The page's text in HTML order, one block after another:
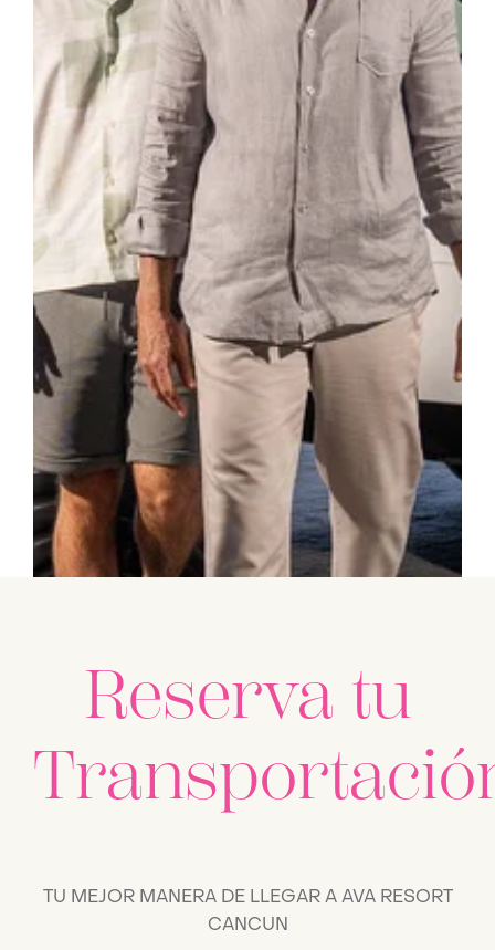
Reserva tu
TU MEJOR MANERA DE LLEGAR A AVA RESORT
CANCUN